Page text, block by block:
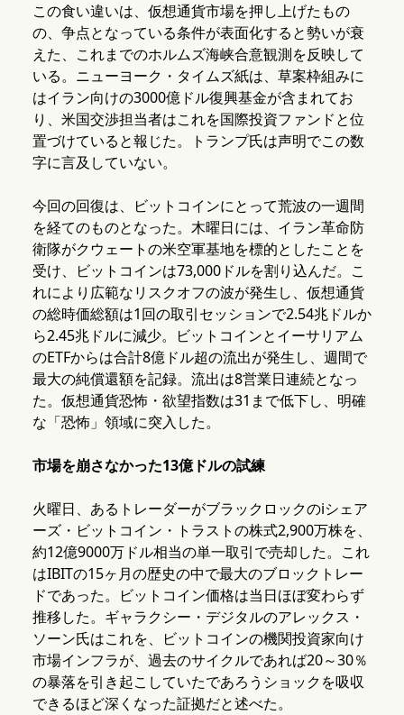
この食い違いは、仮想通貨市場を押し上げたもの
の、争点となっている条件が表面化すると勢いが衰
えた、これまでのホルムズ海峡合意観測を反映して
いる。ニューヨーク・タイムズ紙は、草案枠組みに
はイラン向けの3000億ドル復興基金が含まれてお
り、米国交渉担当者はこれを国際投資ファンドと位
置づけていると報じた。トランプ氏は声明でこの数
字に言及していない。
今回の回復は、ビットコインにとって荒波の一週間
を経てのものとなった。木曜日には、イラン革命防
衛隊がクウェートの米空軍基地を標的としたことを
受け、ビットコインは73,000ドルを割り込んだ。こ
れにより広範なリスクオフの波が発生し、仮想通貨
の総時価総額は1回の取引セッションで2.54兆ドルか
ら2.45兆ドルに減少。ビットコインとイーサリアム
のETFからは合計8億ドル超の流出が発生し、週間で
最大の純償還額を記録。流出は8営業日連続となっ
た。仮想通貨恐怖・欲望指数は31まで低下し、明確
な「恐怖」領域に突入した。
市場を崩さなかった13億ドルの試練
火曜日、あるトレーダーがブラックロックのiシェア
ーズ・ビットコイン・トラストの株式2,900万株を、
約12億9000万ドル相当の単一取引で売却した。これ
はIBITの15ヶ月の歴史の中で最大のブロックトレー
ドであった。ビットコイン価格は当日ほぼ変わらず
推移した。ギャラクシー・デジタルのアレックス・
ソーン氏はこれを、ビットコインの機関投資家向け
市場インフラが、過去のサイクルであれば20～30％
の暴落を引き起こしていたであろうショックを吸収
できるほど深くなった証拠だと述べた。